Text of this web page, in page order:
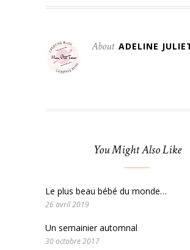
About ADELINE
You Might Also Like
Le plus beau bébé du monde…
26 avril 2019
Un semainier automnal
30 octobre 2017